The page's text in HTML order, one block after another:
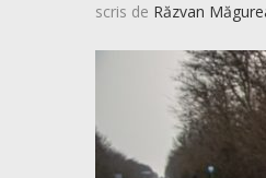
scris de Răzvan